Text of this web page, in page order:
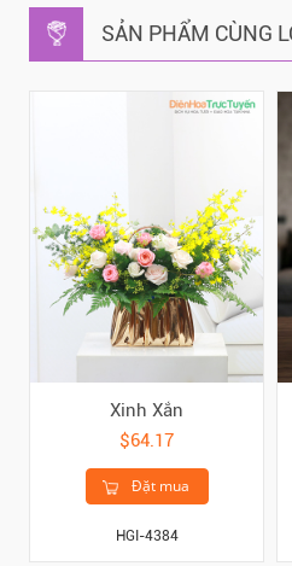
SẢN PHẨM CÙNG
Xinh Xắn
$64.17
Đặt mua
HGI-4384